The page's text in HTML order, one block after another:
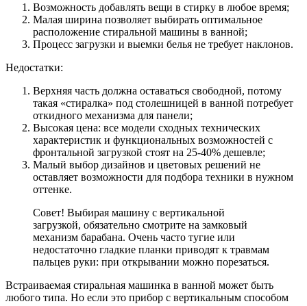
Возможность добавлять вещи в стирку в любое время;
Малая ширина позволяет выбирать оптимальное
расположение стиральной машины в ванной;
Процесс загрузки и выемки белья не требует наклонов.
Недостатки:
Верхняя часть должна оставаться свободной, потому
такая «стиралка» под столешницей в ванной потребует
откидного механизма для панели;
Высокая цена: все модели сходных технических
характеристик и функциональных возможностей с
фронтальной загрузкой стоят на 25-40% дешевле;
Малый выбор дизайнов и цветовых решений не
оставляет возможности для подбора техники в нужном
оттенке.
Совет! Выбирая машину с вертикальной
загрузкой, обязательно смотрите на замковый
механизм барабана. Очень часто тугие или
недостаточно гладкие планки приводят к травмам
пальцев руки: при открывании можно порезаться.
Встраиваемая стиральная машинка в ванной может быть
любого типа. Но если это прибор с вертикальным способом